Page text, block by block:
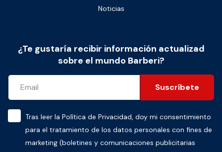
Noticias
¿Te gustaría recibir información actualizad
sobre el mundo Barberi?
Suscríbete
Tras leer la Política de Privacidad, doy mi consentimiento
para el tratamiento de los datos personales con fines de
marketing (boletines y comunicaciones publicitarias